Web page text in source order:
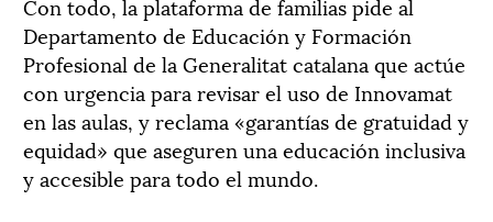
Departamento de Educación y Formación
Profesional de la Generalitat catalana que actúe
con urgencia para revisar el uso de Innovamat
en las aulas, y reclama «garantías de gratuidad y
equidad» que aseguren una educación inclusiva
y accesible para todo el mundo.